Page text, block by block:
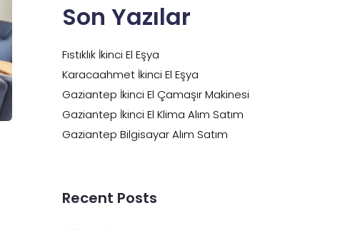
Son Yazılar
Fıstıklık İkinci El Eşya
Karacaahmet İkinci El Eşya
Gaziantep İkinci El Çamaşır Makinesi
Gaziantep İkinci El Klima Alım Satım
Gaziantep Bilgisayar Alım Satım
Recent Posts